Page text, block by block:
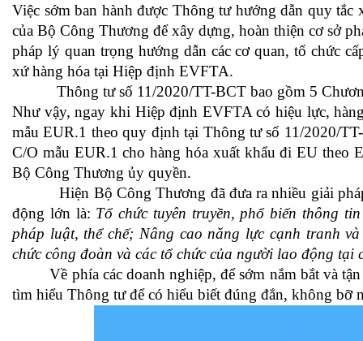
Việc sớm ban hành được Thông tư hướng dẫn quy
của Bộ Công Thương để xây dựng, hoàn thiện cơ sở
pháp lý quan trọng hướng dẫn các cơ quan, tổ chức
xứ hàng hóa tại Hiệp định EVFTA.
Thông tư số 11/2020/TT-BCT bao gồm 5
Như vậy, ngay khi Hiệp định EVFTA có hiệu lực,
mẫu EUR.1 theo quy định tại Thông tư số 11/2020/
C/O mẫu EUR.1 cho hàng hóa xuất khẩu đi EU theo
Bộ Công Thương ủy quyền.
Hiện Bộ Công Thương đã đưa ra nhiều giải pháp
động lớn là: Tổ chức tuyên truyền, phổ biến thông
pháp luật, thể chế; Nâng cao năng lực cạnh tranh
chức công đoàn và các tổ chức của người lao động tại
Về phía các doanh nghiệp, để sớm nắm bắt và tận
tìm hiểu Thông tư để có hiểu biết đúng đắn, không bỡ